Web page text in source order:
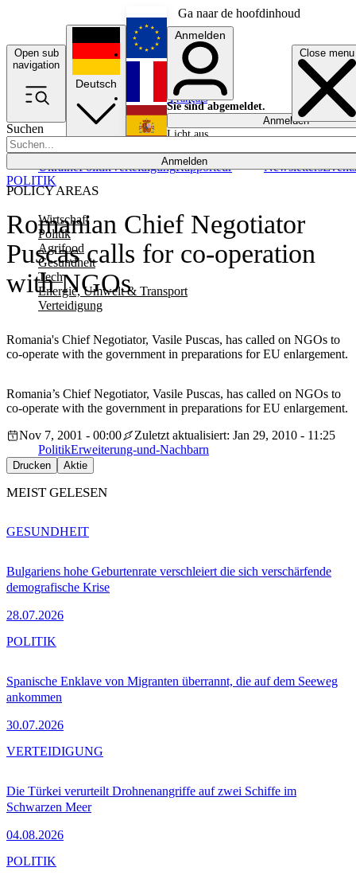
Ga naar de hoofdinhoud
Open sub
navigation
Close menu
Suchen
Anmelden
POLICY AREAS
Wirtschaft
Politik
Agrifood
Gesundheit
Tech
Energie, Umwelt & Transport
Verteidigung
UkrainePolitikVerteidigungRapporteur NewslettersEvents
Deutsch
English
Français
Anmelden
Sie sind abgemeldet.
Anmelden
Licht aus
Romanian Chief Negotiator
Puscas calls for co-operation
with NGOs
Romania's Chief Negotiator, Vasile Puscas, has called on NGOs to
co-operate with the government in preparations for EU enlargement.
POLITIK
Romania’s Chief Negotiator, Vasile Puscas, has called on NGOs to
co-operate with the government in preparations for EU enlargement.
Nov 7, 2001 - 00:00
Zuletzt aktualisiert: Jan 29, 2010 - 11:25
PolitikErweiterung-und-Nachbarn
Drucken Aktie
MEIST GELESEN
Bulgariens hohe Geburtenrate verschleiert die sich verschärfende
demografische Krise
28.07.2026
GESUNDHEIT
Spanische Enklave von Migranten überrannt, die auf dem Seeweg
ankommen
30.07.2026
POLITIK
Die Türkei verurteilt Drohnenangriffe auf zwei Schiffe im
Schwarzen Meer
04.08.2026
VERTEIDIGUNG
POLITIK